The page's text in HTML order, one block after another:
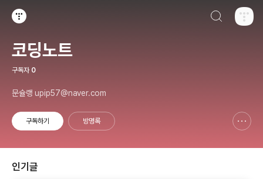
코딩노트
구독자 0
문슐랭 upip57@naver.com
구독하기 방명록
인기글